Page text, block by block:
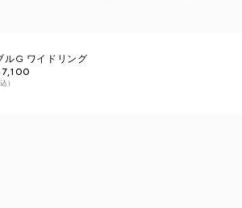
ルG ワイドリング
）